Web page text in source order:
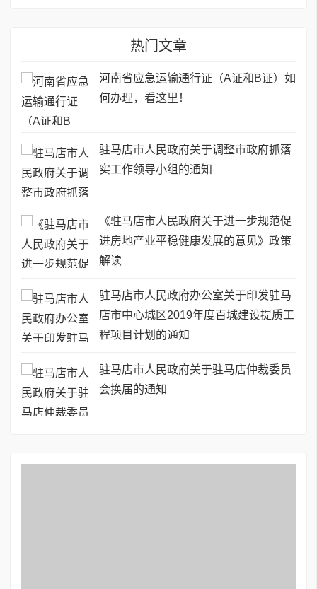
热门文章
河南省应急运输通行证（A证和B证）如
何办理，看这里！
驻马店市人民政府关于调整市政府抓落
实工作领导小组的通知
《驻马店市人民政府关于进一步规范促
进房地产业平稳健康发展的意见》政策
解读
驻马店市人民政府办公室关于印发驻马
店市中心城区2019年度百城建设提质工
程项目计划的通知
驻马店市人民政府关于驻马店仲裁委员
会换届的通知